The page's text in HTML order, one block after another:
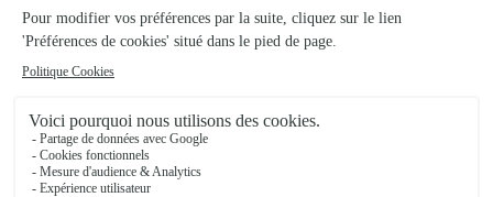
Carrement Fleurs
Douai
333, rue de Cambrai
Voir la boutique